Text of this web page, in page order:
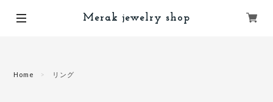
Merak jewelry shop
Home リング